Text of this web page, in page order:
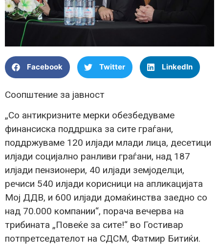
Facebook Twitter LinkedIn
Соопштение за јавност
„Со антикризните мерки обезбедуваме
финансиска поддршка за сите граѓани,
поддржуваме 120 илјади млади лица, десетици
илјади социјално ранливи граѓани, над 187
илјади пензионери, 40 илјади земјоделци,
речиси 540 илјади корисници на апликацијата
Мој ДДВ, и 600 илјади домаќинства заедно со
над 70.000 компании“, порача вечерва на
трибината „Повеќе за сите!“ во Гостивар
потпретседателот на СДСМ, Фатмир Битиќи.